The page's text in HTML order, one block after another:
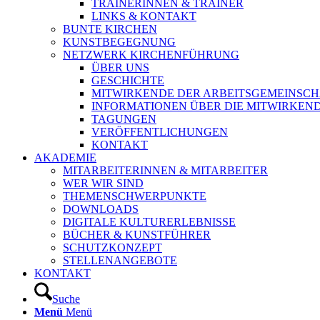
TRAINERINNEN & TRAINER
LINKS & KONTAKT
BUNTE KIRCHEN
KUNSTBEGEGNUNG
NETZWERK KIRCHENFÜHRUNG
ÜBER UNS
GESCHICHTE
MITWIRKENDE DER
INFORMATIONEN ÜBER DIE
TAGUNGEN
VERÖFFENTLICHUNGEN
KONTAKT
AKADEMIE
MITARBEITERINNEN & MITARBEITER
WER WIR SIND
THEMENSCHWERPUNKTE
DOWNLOADS
DIGITALE KULTURERLEBNISSE
BÜCHER & KUNSTFÜHRER
SCHUTZKONZEPT
STELLENANGEBOTE
KONTAKT
Suche
Menü Menü